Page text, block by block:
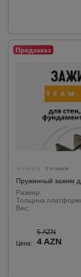
0 отзывов
Пружинный зажим
Размер:
Толщина
Вес:
Цена:
5 AZN
4 AZN